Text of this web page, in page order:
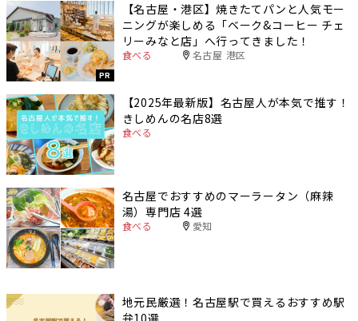
PR
【名古屋・港区】焼きたてパンと人気モー
ニングが楽しめる「ベーク&コーヒー チェ
リーみなと店」へ行ってきました！
食べる 名古屋 港区
【2025年最新版】名古屋人が本気で推す！
きしめんの名店8選
食べる
名古屋でおすすめのマーラータン（麻辣
湯）専門店 4選
食べる 愛知
地元民厳選！名古屋駅で買えるおすすめ駅